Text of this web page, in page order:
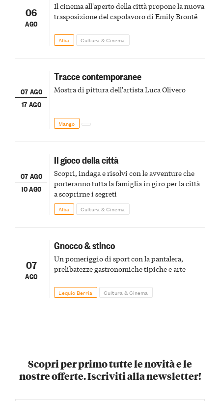
06
AGO
Il cinema all'aperto della città propone la nuova
trasposizione del capolavoro di Emily Brontë
Alba Cultura & Cinema
07 AGO
17 AGO
Tracce contemporanee
Mostra di pittura dell'artista Luca Olivero
Mango
07 AGO
10 AGO
Il gioco della città
Scopri, indaga e risolvi con le avventure che
porteranno tutta la famiglia in giro per la città
a scoprirne i segreti
Alba Cultura & Cinema
07
AGO
Gnocco & stinco
Un pomeriggio di sport con la pantalera,
prelibatezze gastronomiche tipiche e arte
Lequio Berria Cultura & Cinema
Scopri per primo tutte le novità e le
nostre offerte. Iscriviti alla newsletter!